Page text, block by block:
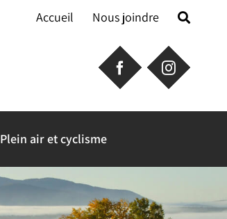
Accueil Nous joindre
Plein air et cyclisme